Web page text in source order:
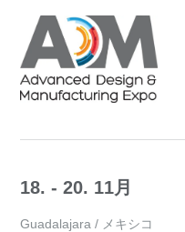
18. - 20. 11月
Guadalajara / メキシコ